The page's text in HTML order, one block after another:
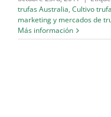
trufas Australia, Cultivo
marketing y mercados de
Más información